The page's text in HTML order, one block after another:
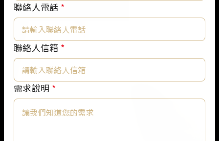
聯
絡
人
姓
名
聯
絡
人
聯絡人電話 *
聯絡人信箱 *
需求說明 *